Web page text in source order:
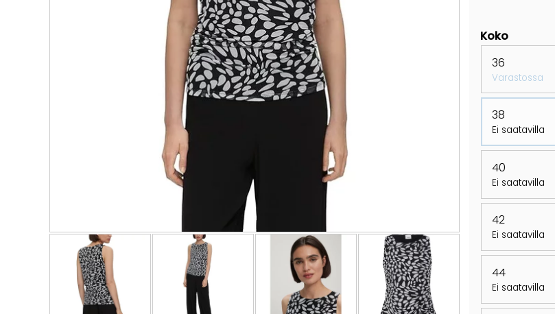
Koko
36
Varastossa
38
Ei saatavilla
40
Ei saatavilla
42
Ei saatavilla
44
Ei saatavilla